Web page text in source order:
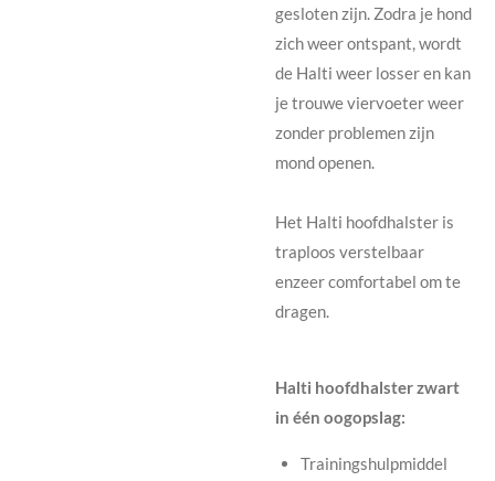
gesloten zijn. Zodra je hond
zich weer ontspant, wordt
de Halti weer losser en kan
je trouwe viervoeter weer
zonder problemen zijn
mond openen.
Het Halti hoofdhalster is
traploos verstelbaar
enzeer comfortabel om te
dragen.
Halti hoofdhalster zwart
in één oogopslag:
Trainingshulpmiddel